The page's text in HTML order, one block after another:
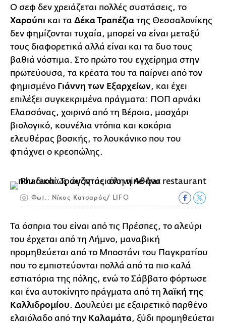
Ο σεφ δεν χρειάζεται πολλές συστάσεις, το
Χαρούπι και τα Δέκα Τραπέζια της Θεσσαλονίκης
δεν φημίζονται τυχαία, μπορεί να είναι μεταξύ
τους διαφορετικά αλλά είναι και τα δυο τους
βαθιά νόστιμα. Στο πρώτο του εγχείρημα στην
πρωτεύουσα, τα κρέατα του τα παίρνει από τον
φημισμένο Γιάννη των Εξαρχείων, και έχει
επιλέξει συγκεκριμένα πράγματα: ΠΟΠ αρνάκι
Ελασσόνας, χοιρινό από τη Βέροια, μοσχάρι
βιολογικό, κουνέλια ντόπια και κοκόρια
ελευθέρας βοσκής, το λουκάνικο που του
φτιάχνει ο κρεοπώλης.
Φωτ.: Νίκος Κατσαρός/ LIFO
Τα όσπρια του είναι από τις Πρέσπες, το αλεύρι
του έρχεται από τη Λήμνο, μαναβική
προμηθεύεται από το Μποστάνι του Παγκρατίου
που το εμπιστεύονται πολλά από τα πιο καλά
εστιατόρια της πόλης, ενώ το Σάββατο φόρτωσε
και ένα αυτοκίνητο πράγματα από τη λαϊκή της
Καλλιδρομίου. Δουλεύει με εξαιρετικό παρθένο
ελαιόλαδο από την Καλαμάτα, ξύδι προμηθεύεται